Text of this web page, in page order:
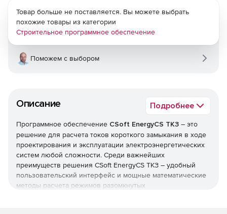
Описание Подробнее
Программное обеспечение CSoft EnergyCS ТКЗ – это
решение для расчета токов короткого замыкания в ходе
проектирования и эксплуатации электроэнергетических
систем любой сложности. Среди важнейших
преимуществ решения CSoft EnergyCS ТКЗ – удобный
пользовательский интерфейс и мощные математические
методы расчета режимов разомкнутых
Товар больше не поставляется. Вы можете выбрать
похожие товары из категории
Строительное программное обеспечение
Поможем с выбором